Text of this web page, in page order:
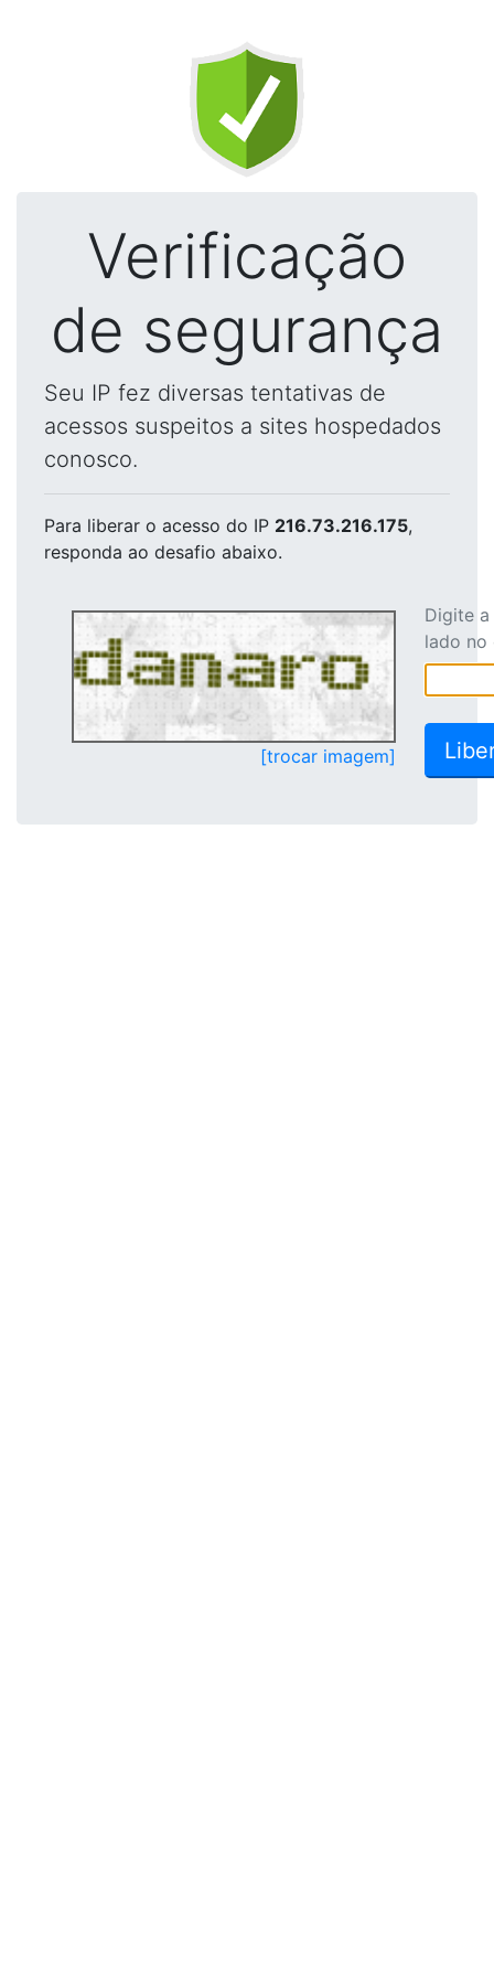
Verificação
de segurança
Seu IP fez diversas tentativas de
acessos suspeitos a sites hospedados
conosco.
Para liberar o acesso do IP 216.73.216.175,
responda ao desafio abaixo.
[trocar imagem]
Digite
lado no